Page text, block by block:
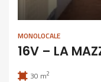
MONOLOCALE
30 m2